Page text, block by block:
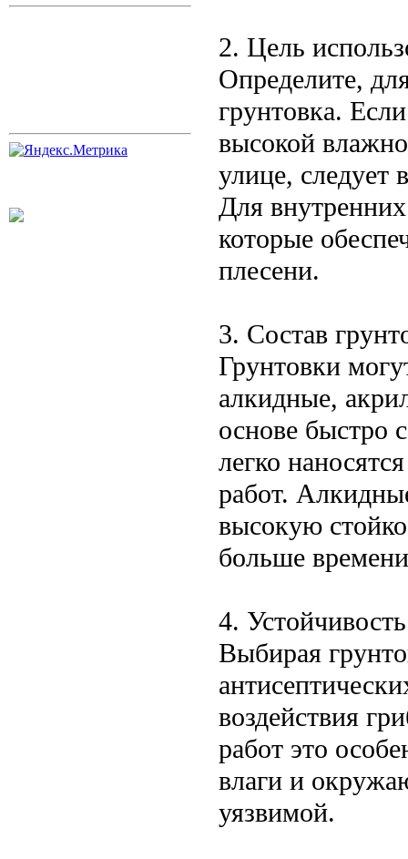
2. Цель
Определите,
грунтовка.
высокой
улице, следует
Для
которые
плесени.
3. Состав
Грунтовки
алкидные,
основе быстро
легко
работ.
высокую
больше
4.
Выбирая
воздействия
работ это
влаги и
уязвимой.